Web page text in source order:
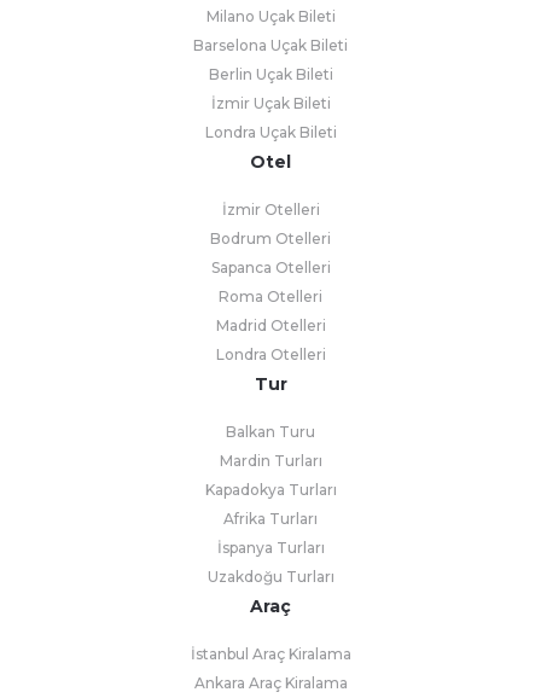
Milano Uçak Bileti
Barselona Uçak Bileti
Berlin Uçak Bileti
İzmir Uçak Bileti
Londra Uçak Bileti
Otel
İzmir Otelleri
Bodrum Otelleri
Sapanca Otelleri
Roma Otelleri
Madrid Otelleri
Londra Otelleri
Tur
Balkan Turu
Mardin Turları
Kapadokya Turları
Afrika Turları
İspanya Turları
Uzakdoğu Turları
Araç
İstanbul Araç Kiralama
Ankara Araç Kiralama